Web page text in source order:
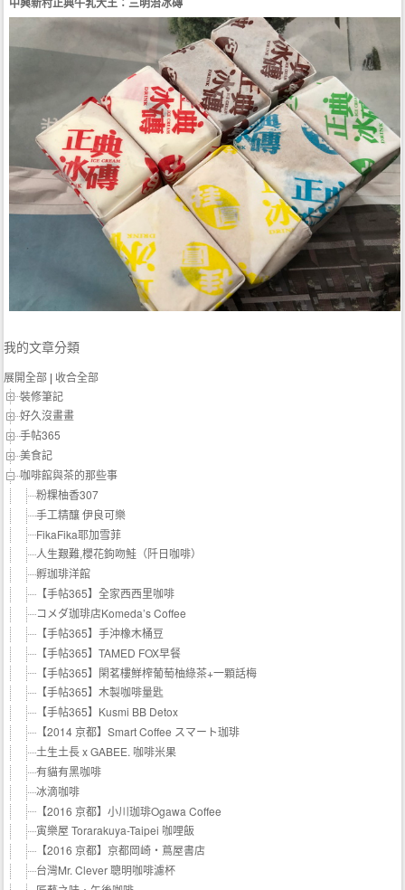
我的文章分類
展開全部 | 收合全部
裝修筆記
好久沒畫畫
手帖365
美食記
咖啡館與茶的那些事
粉粿柚香307
手工精釀 伊良可樂
FikaFika耶加雪菲
人生艱難,櫻花鉤吻鮭（阡日咖啡）
孵珈琲洋館
【手帖365】全家西西里咖啡
コメダ珈琲店Komeda’s Coffee
【手帖365】手沖橡木桶豆
【手帖365】TAMED FOX早餐
【手帖365】閑茗樓鮮榨葡萄柚綠茶+一顆話梅
【手帖365】木製咖啡量匙
【手帖365】Kusmi BB Detox
【2014 京都】Smart Coffee スマート珈琲
土生土長 x GABEE. 咖啡米果
有貓有黑咖啡
冰滴咖啡
【2016 京都】小川珈琲Ogawa Coffee
寅樂屋 Torarakuya-Taipei 咖哩飯
【2016 京都】京都岡崎・蔦屋書店
台灣Mr. Clever 聰明咖啡濾杯